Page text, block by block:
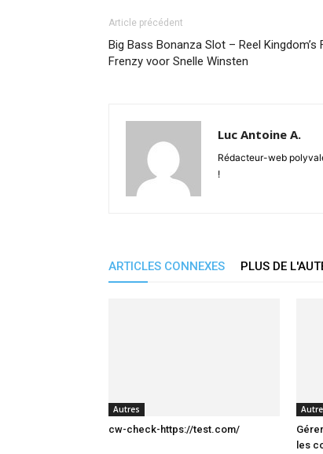
Article précédent
Big Bass Bonanza Slot – Reel Kingdom’s
Frenzy voor Snelle Winsten
Luc Antoine A.
Rédacteur-web
!
ARTICLES CONNEXES PLUS DE
Autres
cw-check-https://test.com/
les